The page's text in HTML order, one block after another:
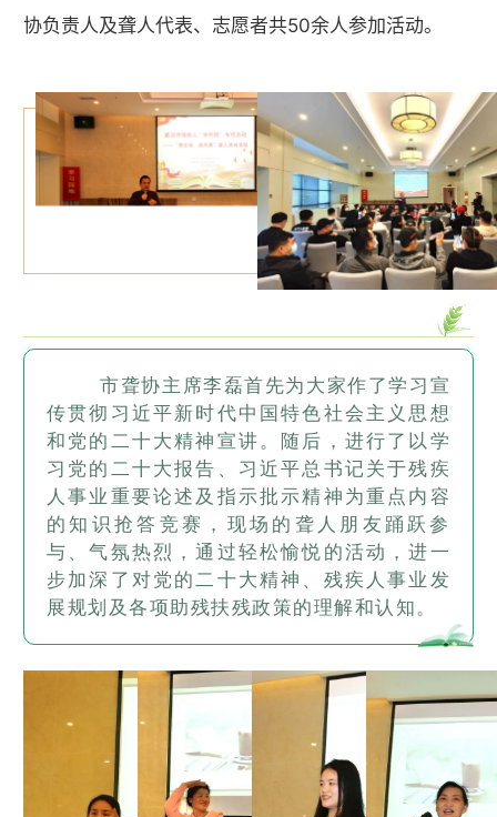
协负责人及聋人代表、志愿者共50余人参加活动。
市聋协主席李磊首先为大家作了学习宣
传贯彻习近平新时代中国特色社会主义思想
和党的二十大精神宣讲。随后，进行了以学
习党的二十大报告、习近平总书记关于残疾
人事业重要论述及指示批示精神为重点内容
的知识抢答竞赛，现场的聋人朋友踊跃参
与、气氛热烈，通过轻松愉悦的活动，进一
步加深了对党的二十大精神、残疾人事业发
展规划及各项助残扶残政策的理解和认知。